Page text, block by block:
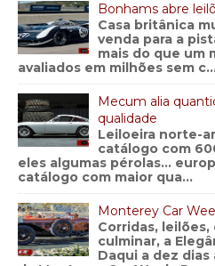
Bonhams abre
Casa britânica
venda para a
mais do que um
avaliados em milhões sem
Mecum alia
qualidade
Leiloeira norte-
catálogo com
eles algumas pérolas…
catálogo com maior qua...
Monterey Car
Corridas, leilões,
culminar, a
Daqui a dez dias